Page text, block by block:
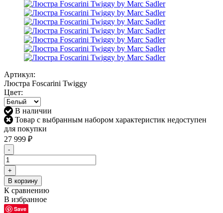
Артикул:
Люстра Foscarini Twiggy
Цвет:
В наличии
Товар с выбранным набором характеристик недоступен
для покупки
27 999 ₽
-
+
В корзину
К сравнению
В избранное
Save